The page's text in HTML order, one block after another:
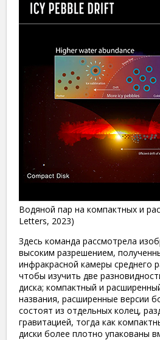
Водяной пар на компактных и
Letters, 2023)
Здесь команда рассмотрела
высоким разрешением,
инфракрасной камеры среднего
чтобы изучить две
диска; компактный и
названия, расширенные версии
состоят из отдельных колец,
гравитацией, тогда как
диски более плотно упакованы